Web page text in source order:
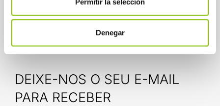
Denegar
DEIXE-NOS O SEU E-MAIL
PARA RECEBER